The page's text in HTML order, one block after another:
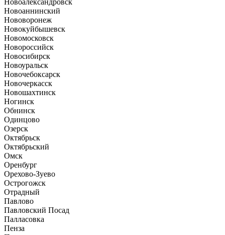
Новоалександровск
Новоаннинский
Нововоронеж
Новокуйбышевск
Новомосковск
Новороссийск
Новосибирск
Новоуральск
Новочебоксарск
Новочеркасск
Новошахтинск
Ногинск
Обнинск
Одинцово
Озерск
Октябрьск
Октябрьский
Омск
Оренбург
Орехово-Зуево
Острогожск
Отрадный
Павлово
Павловский Посад
Палласовка
Пенза